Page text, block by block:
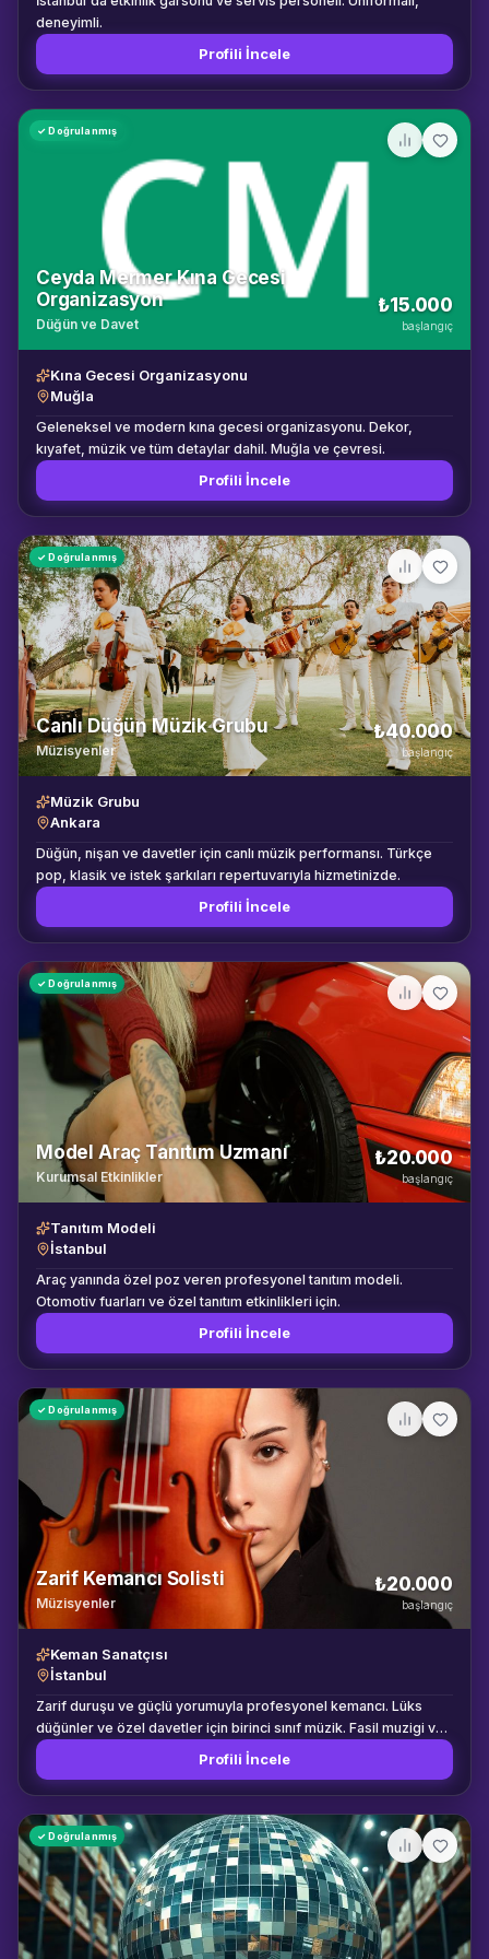
ölçüsü ve zemin yapısı kontrol edilir. Akrobatik hareketler için
düz, sağlam, kaymayan ve dansçıların güvenli şekilde hareket
edebileceği bir performans alanı hazırlanması gerekir. Ekip
Kadrosu Emirhan Sözer: Ekip lideri, koreograf ve break dansçı
Footwork ve freeze teknikleri Kuzey Ilgaz: Toprock ve hip hop
dansı Can Doruk: Break dans ve freestyle performansı
deneyimli.
Profili İncele
✓ Doğrulanmış
Ceyda Mermer Kına Gecesi
Organizasyon
Düğün ve Davet
₺15.000
başlangıç
Kına Gecesi Organizasyonu
Muğla
Geleneksel ve modern kına gecesi organizasyonu. Dekor,
kıyafet, müzik ve tüm detaylar dahil. Muğla ve çevresi.
Profili İncele
✓ Doğrulanmış
Canlı Düğün Müzik Grubu
Müzisyenler
₺40.000
başlangıç
Müzik Grubu
Ankara
Düğün, nişan ve davetler için canlı müzik performansı. Türkçe
pop, klasik ve istek şarkıları repertuvarıyla hizmetinizde.
Profili İncele
✓ Doğrulanmış
Model Araç Tanıtım Uzmanı
Kurumsal Etkinlikler
₺20.000
başlangıç
Tanıtım Modeli
İstanbul
Araç yanında özel poz veren profesyonel tanıtım modeli.
Otomotiv fuarları ve özel tanıtım etkinlikleri için.
Profili İncele
✓ Doğrulanmış
Zarif Kemancı Solisti
Müzisyenler
₺20.000
başlangıç
Keman Sanatçısı
İstanbul
Zarif duruşu ve güçlü yorumuyla profesyonel kemancı. Lüks
düğünler ve özel davetler için birinci sınıf müzik. Fasil muzigi ve
Turk muzigi repertuvarinda uzmandir.
Profili İncele
✓ Doğrulanmış